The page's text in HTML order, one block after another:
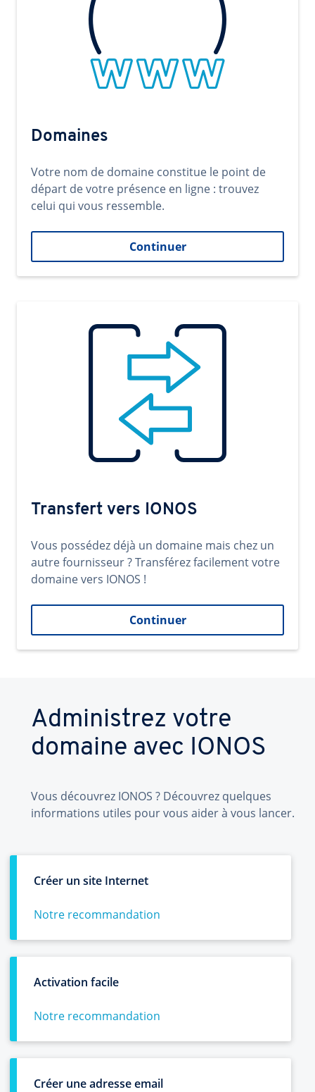
Domaines
Votre nom de domaine constitue le point de
départ de votre présence en ligne : trouvez
celui qui vous ressemble.
Continuer
Transfert vers IONOS
Vous possédez déjà un domaine mais chez un
autre fournisseur ? Transférez facilement votre
domaine vers IONOS !
Continuer
Administrez votre
domaine avec IONOS
Vous découvrez IONOS ? Découvrez quelques
informations utiles pour vous aider à vous lancer.
Créer un site Internet
Notre recommandation
Activation facile
Notre recommandation
Créer une adresse email